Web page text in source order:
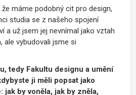
máme podobný cit pro design,
studia se z našeho spojení
ía už jsem jej nevnímal jako vztah
vybudovali jsme si
tedy Fakultu designu a umění
ji měli popsat jako
jak by voněla, jak by zněla,